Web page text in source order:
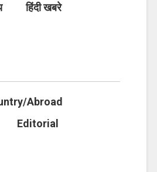
हिंदी खबरे
Abroad
Editorial